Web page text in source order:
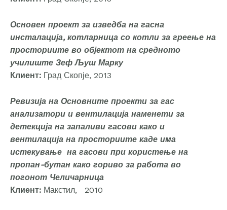
Основен проект за изведба на гасна
инсталација, котларница со котли за греење на
просториите во објектот на средното
училиште Зеф Љуш Марку
Клиент: Град Скопје, 2013
Ревизија на Основните проекти за гас
анализатори и вентилација наменети за
детекција на запаливи гасови како и
вентилација на просториите каде има
истекување на гасови при користење на
пропан-бутан како гориво за работа во
погонот Челичарница
Клиент: Макстил, 2010